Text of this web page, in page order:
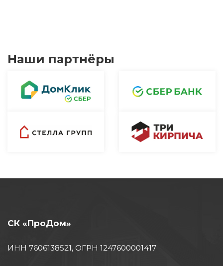
Наши партнёры
СК «ПроДом»
ИНН 7606138521, ОГРН 1247600001417